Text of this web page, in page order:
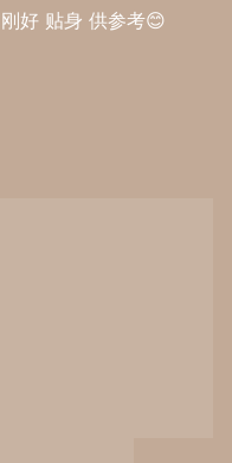
好 贴身 供参考😊